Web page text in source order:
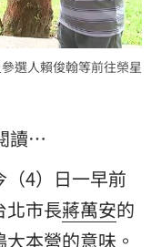
選人賴俊翰等前往榮星
讀…
（4）日一早前
北市長蔣萬安的
本營的意味。